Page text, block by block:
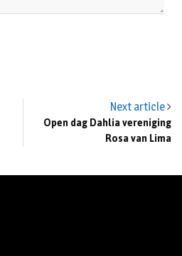
Next article
Open dag Dahlia vereniging
Rosa van Lima